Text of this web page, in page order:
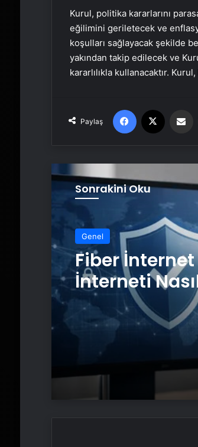
Kurul, politika kararlarını
eğilimini geriletecek ve
koşulları sağlayacak şekilde
yakından takip edilecek ve
kararlılıkla kullanacaktır.
Paylaş
Facebook
Sonrakini Oku
Genel
Fiber İnternet
İnterneti